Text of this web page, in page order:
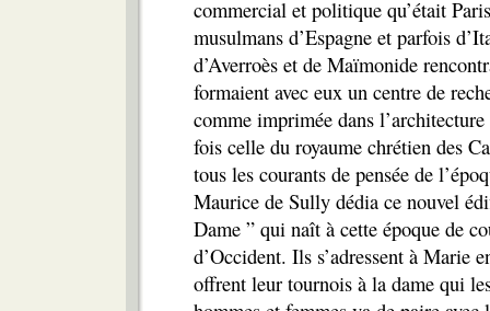
commercial et politique qu’était
musulmans d’Espagne et parfois
d’Averroès et de Maïmonide
formaient avec eux un centre de
comme imprimée dans
fois celle du royaume chrétien des
tous les courants de pensée de
Maurice de Sully dédia ce nouvel
Dame ” qui naît à cette époque de
d’Occident. Ils s’adressent à Marie
offrent leur tournois à la dame qui